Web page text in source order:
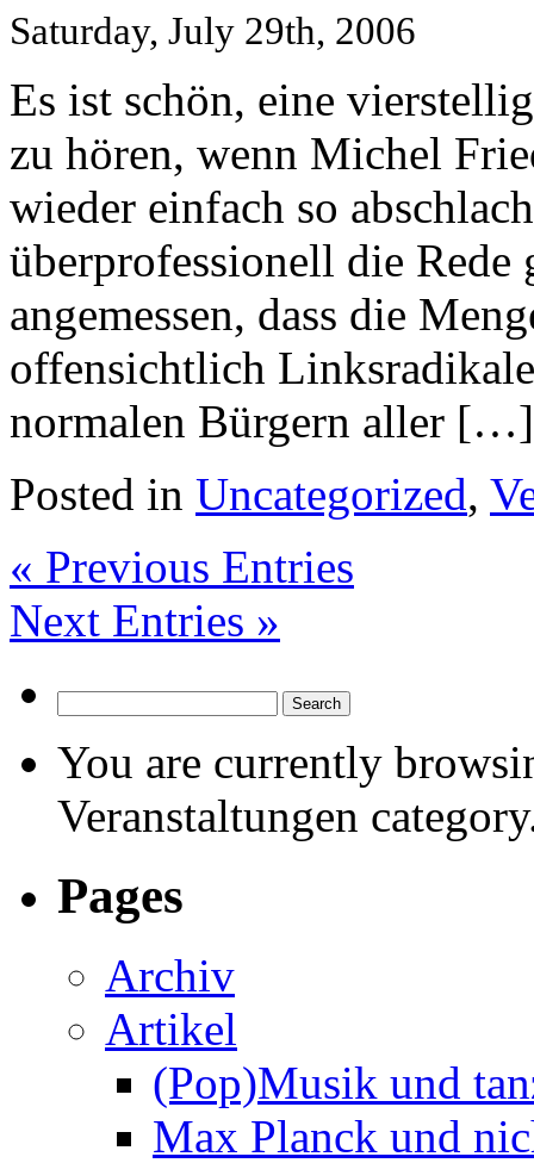
Saturday, July 29th, 2006
Es ist schön, eine
zu hören, wenn Michel
wieder einfach so
überprofessionell die Rede
angemessen, dass die
offensichtlich
normalen Bürgern aller […]
Posted in Uncategorized,
« Previous Entries
Next Entries »
You are currently
Veranstaltungen
Pages
Archiv
Artikel
(Pop)Musik und
Max Planck und